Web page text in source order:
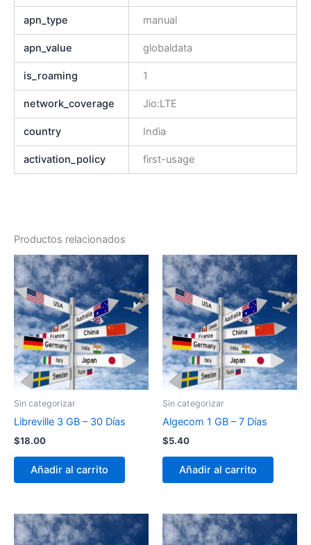
apn_type manual
apn_value globaldata
is_roaming 1
network_coverage Jio:LTE
country India
activation_policy first-usage
Productos relacionados
Sin categorizar
Libreville 3 GB – 30 Días
$18.00
Añadir al carrito
Sin categorizar
Algecom 1 GB – 7 Días
$5.40
Añadir al carrito